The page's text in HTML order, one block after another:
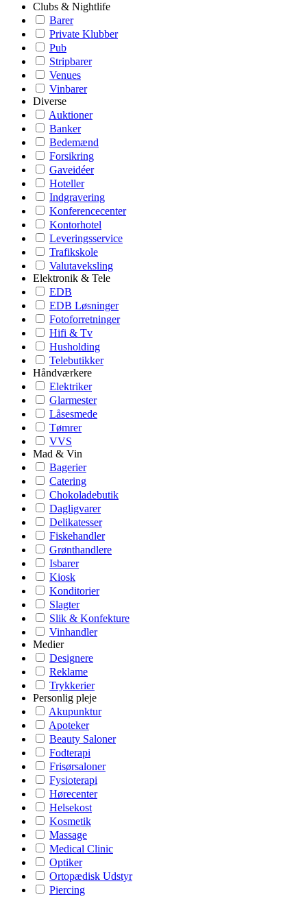
Clubs & Nightlife
Barer
Private Klubber
Pub
Stripbarer
Venues
Vinbarer
Diverse
Auktioner
Banker
Bedemænd
Forsikring
Gaveidéer
Hoteller
Indgravering
Konferencecenter
Kontorhotel
Leveringsservice
Trafikskole
Valutaveksling
Elektronik & Tele
EDB
EDB Løsninger
Fotoforretninger
Hifi & Tv
Husholding
Telebutikker
Håndværkere
Elektriker
Glarmester
Låsesmede
Tømrer
VVS
Mad & Vin
Bagerier
Catering
Chokoladebutik
Dagligvarer
Delikatesser
Fiskehandler
Grønthandlere
Isbarer
Kiosk
Konditorier
Slagter
Slik & Konfekture
Vinhandler
Medier
Designere
Reklame
Trykkerier
Personlig pleje
Akupunktur
Apoteker
Beauty Saloner
Fodterapi
Frisørsaloner
Fysioterapi
Hørecenter
Helsekost
Kosmetik
Massage
Medical Clinic
Optiker
Ortopædisk Udstyr
Piercing